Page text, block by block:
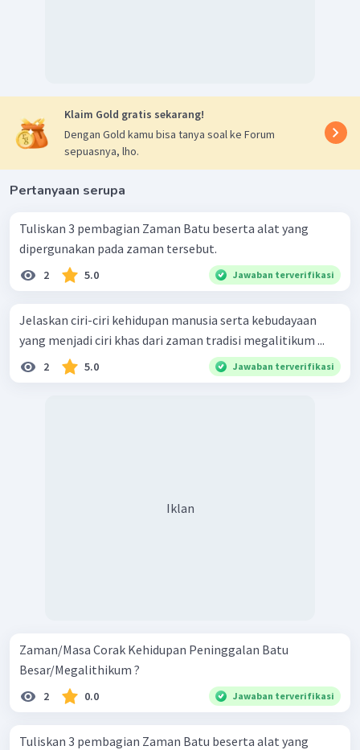
Klaim Gold gratis sekarang!
Dengan Gold kamu bisa tanya soal ke Forum
sepuasnya, lho.
Pertanyaan serupa
Tuliskan 3 pembagian Zaman Batu beserta alat yang
dipergunakan pada zaman tersebut.
2 5.0 Jawaban terverifikasi
Jelaskan ciri-ciri kehidupan manusia serta kebudayaan
yang menjadi ciri khas dari zaman tradisi megalitikum ...
2 5.0 Jawaban terverifikasi
Iklan
Zaman/Masa Corak Kehidupan Peninggalan Batu
Besar/Megalithikum ?
2 0.0 Jawaban terverifikasi
Tuliskan 3 pembagian Zaman Batu beserta alat yang